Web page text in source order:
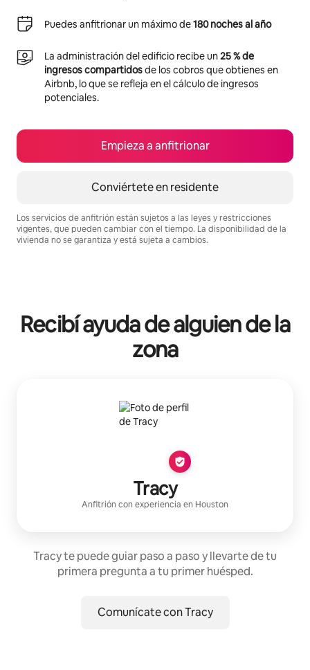
Puedes anfitrionar un máximo de180 noches al año
La administración del edificio recibe un25 % de
ingresos compartidosde los cobros que obtienes en
Airbnb, lo que se refleja en el cálculo de ingresos
potenciales.
Empieza a anfitrionar
Conviértete en residente
Los servicios de anfitrión están sujetos a las leyes y restricciones
vigentes, que pueden cambiar con el tiempo. La disponibilidad de la
vivienda no se garantiza y está sujeta a cambios.
Recibí ayuda de alguien de la
zona
Tracy
Anfitrión con experiencia en Houston
Tracy te puede guiar paso a paso y llevarte de tu
primera pregunta a tu primer huésped.
Comunícate con Tracy